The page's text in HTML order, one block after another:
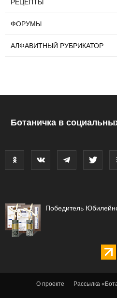
РЕЦЕПТЫ
ФОРУМЫ
АЛФАВИТНЫЙ РУБРИКАТОР
Ботаничка в
Победитель
О проекте Рассылка